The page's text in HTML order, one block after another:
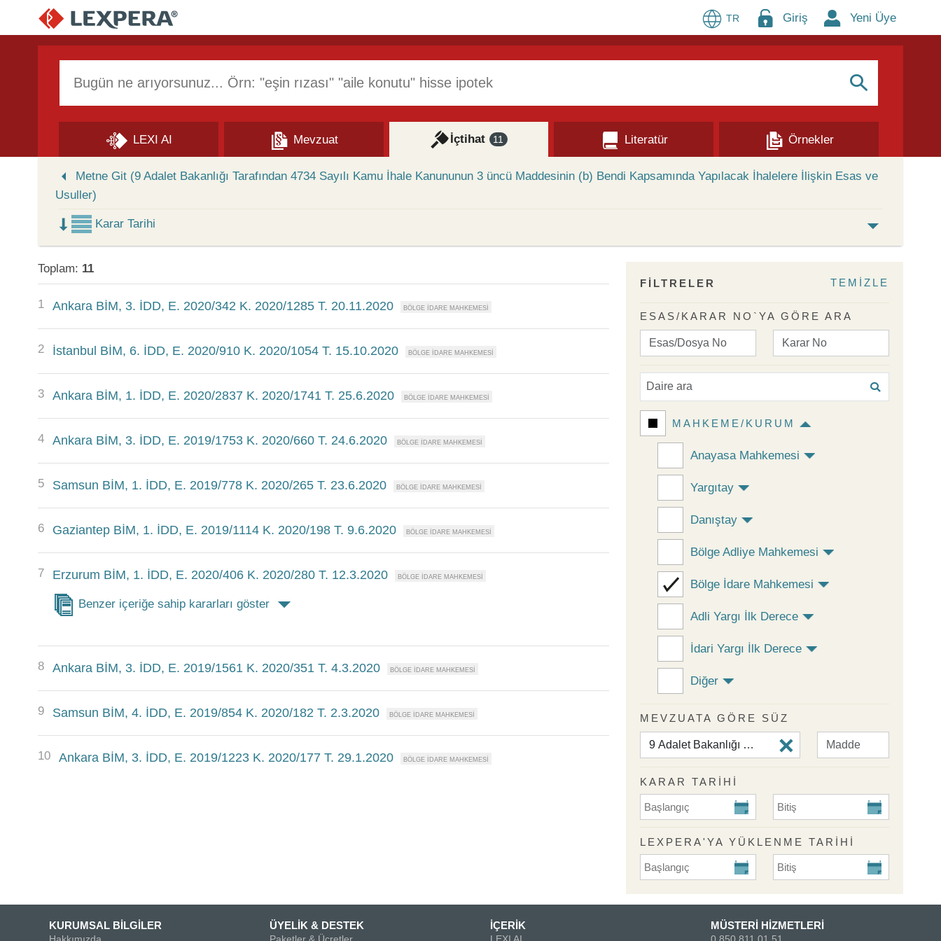
TR Giriş Yeni Üye
S
LEXI AI Mevzuat İçtihat 11 Literatür
Örnekler
Metne Git (9 Adalet Bakanlığı Tarafından 4734 Sayılı Kamu İhale Kanununun 3 üncü Maddesinin (b) Bendi Kapsamında Yapılacak İhalelere İlişkin Esas ve
Usuller)
Karar Tarihi
Toplam: 11
1 Ankara BİM, 3. İDD, E. 2020/342 K. 2020/1285 T. 20.11.2020
2 İstanbul BİM, 6. İDD, E. 2020/910 K. 2020/1054 T. 15.10.2020
3 Ankara BİM, 1. İDD, E. 2020/2837 K. 2020/1741 T. 25.6.2020
4 Ankara BİM, 3. İDD, E. 2019/1753 K. 2020/660 T. 24.6.2020
5 Samsun BİM, 1. İDD, E. 2019/778 K. 2020/265 T. 23.6.2020
6 Gaziantep BİM, 1. İDD, E. 2019/1114 K. 2020/198 T. 9.6.2020
7 Erzurum BİM, 1. İDD, E. 2020/406 K. 2020/280 T. 12.3.2020
Benzer içeriğe sahip kararları göster
8 Ankara BİM, 3. İDD, E. 2019/1561 K. 2020/351 T. 4.3.2020
9 Samsun BİM, 4. İDD, E. 2019/854 K. 2020/182 T. 2.3.2020
10 Ankara BİM, 3. İDD, E. 2019/1223 K. 2020/177 T. 29.1.2020
FİLTRELER TEMİZLE
ESAS/KARAR NO`YA GÖRE ARA
MAHKEME/KURUM
Anayasa Mahkemesi
Yargıtay
Danıştay
Bölge Adliye Mahkemesi
Bölge İdare Mahkemesi
Adli Yargı İlk Derece
İdari Yargı İlk Derece
Diğer
MEVZUATA GÖRE SÜZ
KARAR TARİHİ
KARAR TARİHİ Başlangıç KARAR TARİHİ Bitiş
LEXPERA'YA YÜKLENME TARIHI
Lexpera'ya Yüklenme Tarihi BaşlangıçLexpera'ya Yüklenme Tarihi
KURUMSAL BİLGİLER ÜYELİK & DESTEK İÇERİK MÜSTERİ HİZMETLERİ